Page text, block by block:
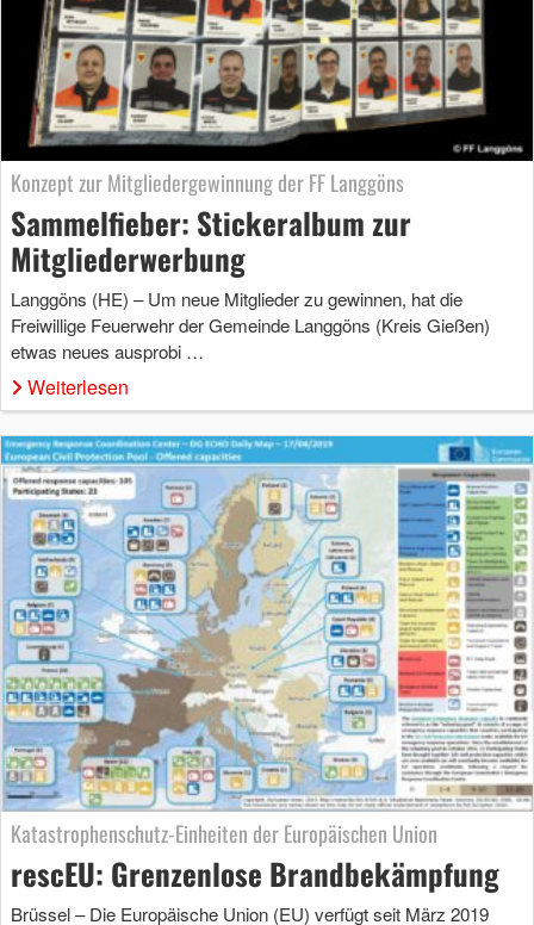
Konzept zur Mitgliedergewinnung der FF Langgöns
Sammelfieber: Stickeralbum zur
Mitgliederwerbung
Langgöns (HE) – Um neue Mitglieder zu gewinnen, hat die
Freiwillige Feuerwehr der Gemeinde Langgöns (Kreis Gießen)
etwas neues ausprobi …
Weiterlesen
Katastrophenschutz-Einheiten der Europäischen Union
rescEU: Grenzenlose Brandbekämpfung
Brüssel – Die Europäische Union (EU) verfügt seit März 2019